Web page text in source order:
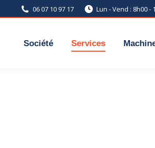
06 07 10 97 17 Lun - Vend : 8h00 -
Société Services